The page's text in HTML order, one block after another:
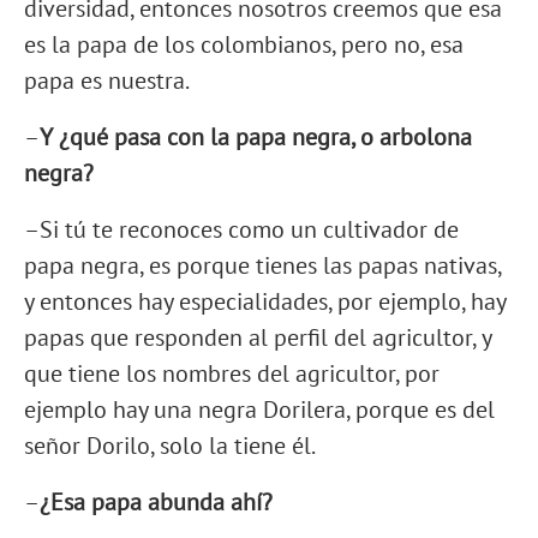
diversidad, entonces nosotros creemos que esa
es la papa de los colombianos, pero no, esa
papa es nuestra.
–Y ¿qué pasa con la papa negra, o arbolona
negra?
–Si tú te reconoces como un cultivador de
papa negra, es porque tienes las papas nativas,
y entonces hay especialidades, por ejemplo, hay
papas que responden al perfil del agricultor, y
que tiene los nombres del agricultor, por
ejemplo hay una negra Dorilera, porque es del
señor Dorilo, solo la tiene él.
–¿Esa papa abunda ahí?